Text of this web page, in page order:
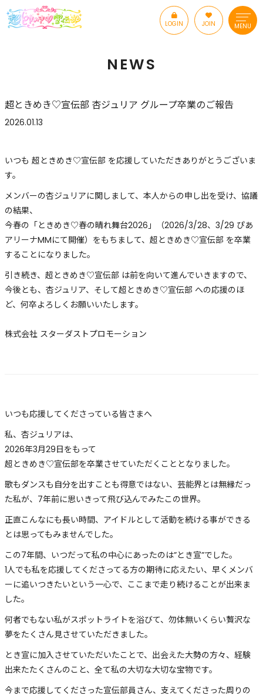
LOGIN JOIN MENU
NEWS
超ときめき♡宣伝部 杏ジュリア グループ卒業のご報告
2026.01.13
いつも 超ときめき♡宣伝部 を応援していただきありがとうございま
す。
メンバーの杏ジュリアに関しまして、本人からの申し出を受け、協議
の結果、
今春の「ときめき♡春の晴れ舞台2026」（2026/3/28、3/29 ぴあ
アリーナMMにて開催）をもちまして、超ときめき♡宣伝部 を卒業
することになりました。
引き続き、超ときめき♡宣伝部 は前を向いて進んでいきますので、
今後とも、杏ジュリア、そして超ときめき♡宣伝部 への応援のほ
ど、何卒よろしくお願いいたします。
株式会社 スターダストプロモーション
いつも応援してくださっている皆さまへ
私、杏ジュリアは、
2026年3月29日をもって
超ときめき♡宣伝部を卒業させていただくこととなりました。
歌もダンスも自分を出すことも得意ではない、芸能界とは無縁だっ
た私が、7年前に思いきって飛び込んでみたこの世界。
正直こんなにも長い時間、アイドルとして活動を続ける事ができる
とは思ってもみませんでした。
この7年間、いつだって私の中心にあったのは”とき宣”でした。
1人でも私を応援してくださってる方の期待に応えたい、早くメンバ
ーに追いつきたいという一心で、ここまで走り続けることが出来ま
した。
何者でもない私がスポットライトを浴びて、勿体無いくらい贅沢な
夢をたくさん見させていただきました。
とき宣に加入させていただいたことで、出会えた大勢の方々、経験
出来たたくさんのこと、全て私の大切な大切な宝物です。
今まで応援してくださった宣伝部員さん、支えてくださった周りの